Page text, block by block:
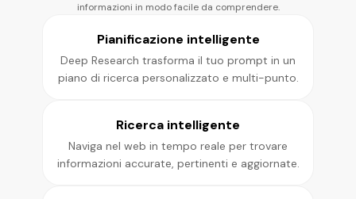
informazioni in modo facile da comprendere.
Pianificazione intelligente
Deep Research trasforma il tuo prompt in un
piano di ricerca personalizzato e multi-punto.
Ricerca intelligente
Naviga nel web in tempo reale per trovare
informazioni accurate, pertinenti e aggiornate.